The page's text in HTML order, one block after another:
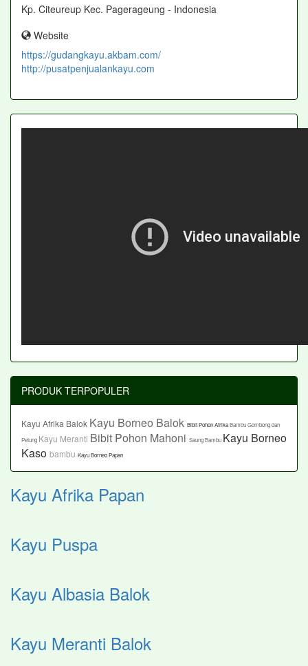
Kp. Citeureup Kec. Pagerageung - Indonesia
Website
https://gudangkayu.akbam.com/
http://pusatpenjualankayu.com
PRODUK TERPOPULER
Kayu Afrika Balok Kayu Borneo Balok Bibit Pohon AfrikaBambu Gombong dan
Petung Kayu Meranti Bibit Pohon Mahoni Saung Bambu Kayu Borneo
Kaso bambu Kayu Borneo Papan
Kayu Afrika Papan
Kayu Puspa
Kayu Albasia Balok
Kayu Meranti Balok